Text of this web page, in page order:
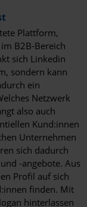
Plattform,
B2B-Bereich
sich Linkedin
sondern kann
ein
Netzwerk
also auch
Kund:innen
Unternehmen
sich dadurch
-angebote. Aus
Profil auf sich
finden. Mit
hinterlassen